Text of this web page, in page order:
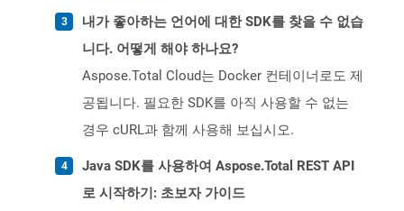
내가 좋아하는 언어에 대한 SDK를 찾을 수 없습
니다. 어떻게 해야 하나요?
Aspose.Total Cloud는 Docker 컨테이너로도 제
공됩니다. 필요한 SDK를 아직 사용할 수 없는
경우 cURL과 함께 사용해 보십시오.
Java SDK를 사용하여 Aspose.Total REST API
로 시작하기: 초보자 가이드